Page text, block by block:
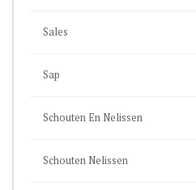
Sales
Sap
Schouten En Nelissen
Schouten Nelissen